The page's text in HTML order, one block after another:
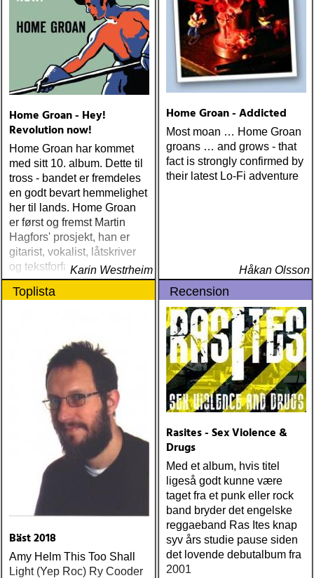
Home Groan - Hey!
Revolution now!
Home Groan har kommet
med sitt 10. album. Dette til
tross - bandet er fremdeles
en godt bevart hemmelighet
her til lands. Home Groan
er først og fremst Martin
Hagfors' prosjekt, han er
gitarist, vokalist, låtskriver
og tekstforfatterKarin Westrheim
Home Groan - Addicted
Most moan … Home Groan
groans … and grows - that
fact is strongly confirmed by
their latest Lo-Fi adventure
Håkan Olsson
Toplista
Bäst 2018
Amy Helm This Too Shall
Light (Yep Roc) Ry Cooder
Recension
Rasites - Sex Violence &
Drugs
Med et album, hvis titel
ligeså godt kunne være
taget fra et punk eller rock
band bryder det engelske
reggaeband Ras Ites knap
syv års studie pause siden
det lovende debutalbum fra
2001